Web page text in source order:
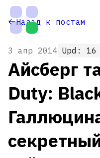
На
главную
Настройки
Назад к постам
3 апр 2014 Upd: 16
Айсберг
Duty: